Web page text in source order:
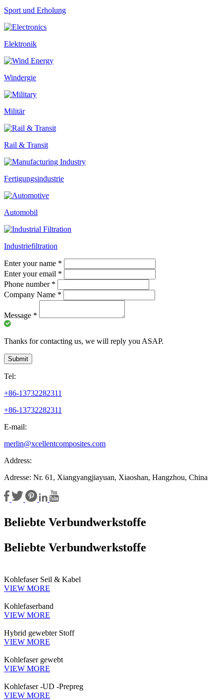
Sport und Erholung
Elektronik
Windergie
Militär
Rail & Transit
Fertigungsindustrie
Automobil
Industriefiltration
Enter your name *
Enter your email *
Phone number *
Company Name *
Message *
Thanks for contacting us, we will reply you ASAP.
Submit
Tel:
+86-13732282311
+86-13732282311
E-mail:
merlin@xcellentcomposites.com
Address:
Adresse: Nr. 61, Xiangyangjiayuan, Xiaoshan, Hangzhou, China
Beliebte Verbundwerkstoffe
Beliebte Verbundwerkstoffe
Kohlefaser Seil & Kabel
VIEW MORE
Kohlefaserband
VIEW MORE
Hybrid gewebter Stoff
VIEW MORE
Kohlefaser gewebt
VIEW MORE
Kohlefaser -UD -Prepreg
VIEW MORE